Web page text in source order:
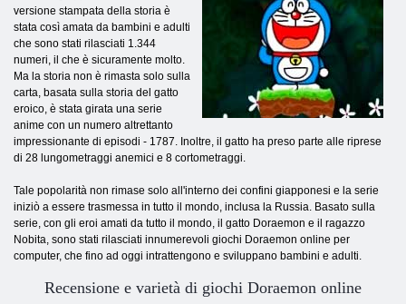
versione stampata della storia è
stata così amata da bambini e adulti
che sono stati rilasciati 1.344
numeri, il che è sicuramente molto.
Ma la storia non è rimasta solo sulla
carta, basata sulla storia del gatto
eroico, è stata girata una serie
anime con un numero altrettanto
impressionante di episodi - 1787. Inoltre, il gatto ha preso parte alle riprese
di 28 lungometraggi anemici e 8 cortometraggi.
Tale popolarità non rimase solo all'interno dei confini giapponesi e la serie
iniziò a essere trasmessa in tutto il mondo, inclusa la Russia. Basato sulla
serie, con gli eroi amati da tutto il mondo, il gatto Doraemon e il ragazzo
Nobita, sono stati rilasciati innumerevoli giochi Doraemon online per
computer, che fino ad oggi intrattengono e sviluppano bambini e adulti.
Recensione e varietà di giochi Doraemon online